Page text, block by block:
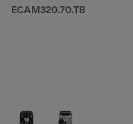
ECAM320.70.TB